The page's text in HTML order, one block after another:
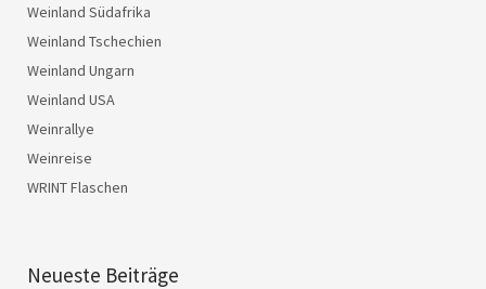
Weinland Südafrika
Weinland Tschechien
Weinland Ungarn
Weinland USA
Weinrallye
Weinreise
WRINT Flaschen
Neueste Beiträge